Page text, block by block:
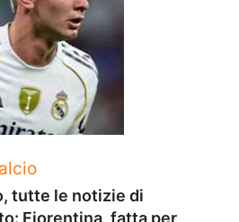
tutte le notizie di
Fiorentina, fatta per